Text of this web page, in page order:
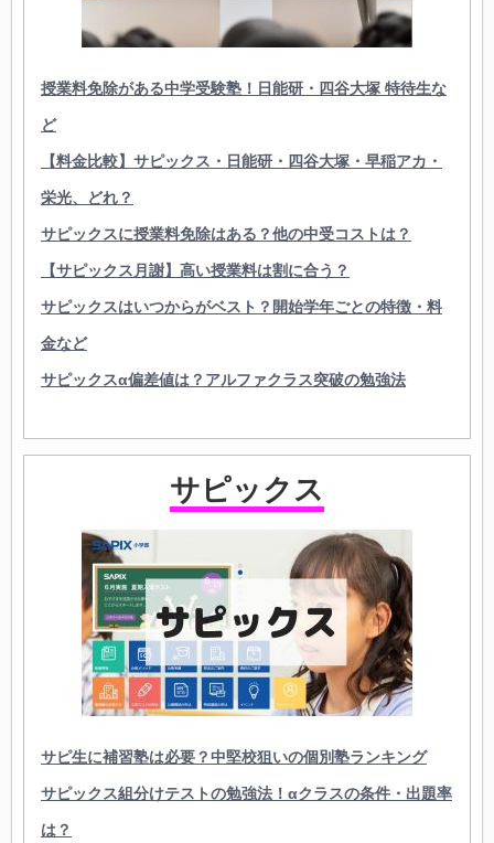
授業料免除がある中学受験塾！日能研・四谷大塚 特待生な
ど
【料金比較】サピックス・日能研・四谷大塚・早稲アカ・
栄光、どれ？
サピックスに授業料免除はある？他の中受コストは？
【サピックス月謝】高い授業料は割に合う？
サピックスはいつからがベスト？開始学年ごとの特徴・料
金など
サピックスα偏差値は？アルファクラス突破の勉強法
サピックス
サピ生に補習塾は必要？中堅校狙いの個別塾ランキング
サピックス組分けテストの勉強法！αクラスの条件・出題率
は？